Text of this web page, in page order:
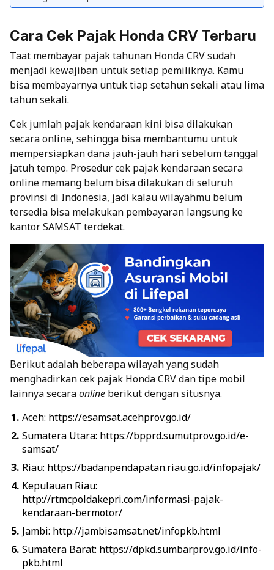
Cara Cek Pajak Honda CRV Terbaru
Taat membayar pajak tahunan Honda CRV sudah
menjadi kewajiban untuk setiap pemiliknya. Kamu
bisa membayarnya untuk tiap setahun sekali atau lima
tahun sekali.
Cek jumlah pajak kendaraan kini bisa dilakukan
secara online, sehingga bisa membantumu untuk
mempersiapkan dana jauh-jauh hari sebelum tanggal
jatuh tempo. Prosedur cek pajak kendaraan secara
online memang belum bisa dilakukan di seluruh
provinsi di Indonesia, jadi kalau wilayahmu belum
tersedia bisa melakukan pembayaran langsung ke
kantor SAMSAT terdekat.
Berikut adalah beberapa wilayah yang sudah
menghadirkan cek pajak Honda CRV dan tipe mobil
lainnya secaraonline berikut dengan situsnya.
Aceh: https://esamsat.acehprov.go.id/
Sumatera Utara: https://bpprd.sumutprov.go.id/e-
samsat/
Riau: https://badanpendapatan.riau.go.id/infopajak/
Kepulauan Riau:
http://rtmcpoldakepri.com/informasi-pajak-
kendaraan-bermotor/
Jambi: http://jambisamsat.net/infopkb.html
Sumatera Barat: https://dpkd.sumbarprov.go.id/info-
pkb.html